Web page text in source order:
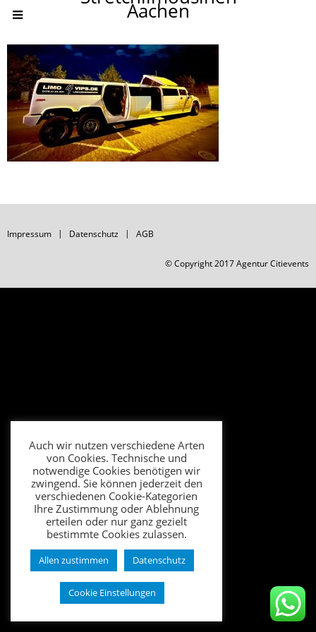
Aachen
Impressum Datenschutz AGB
© Copyright 2017 Agentur Citievents
Auch wir nutzen verschiedene Arten
von Cookies. Technische und
notwendige Cookies benötigen wir
zwingend. Sie können jederzeit den
verschiedenen Cookie-Kategorien
Ihre Zustimmung oder Ablehnung
erteilen oder nur ganz gezielt
bestimmte Cookies zulassen.
Allen zustimmen Datenschutz
Cookie Einstellungen